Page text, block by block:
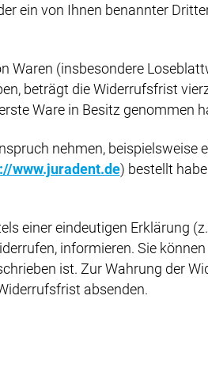
ein von Ihnen benannter
Waren (insbesondere
beträgt die Widerrufsfrist
Ware in Besitz genommen
nehmen,
www.juradent.de) bestellt
einer eindeutigen Erklärung
informieren. Sie
ist. Zur Wahrung der
absenden.